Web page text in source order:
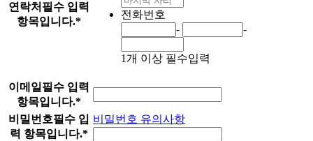
연락처 필수 입력
항목입니다.*
전화번호
-
-
1개 이상 필수입력
이메일필수 입력
항목입니다.*
비밀번호필수 입
력 항목입니다.*
비밀번호 유의사항